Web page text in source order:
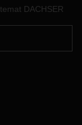
DACHSER